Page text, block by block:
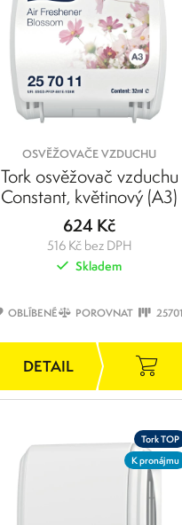
OSVĚŽOVAČE VZDUCHU
Tork osvěžovač vzduchu
Constant, květinový (A3)
624 Kč
516 Kč bez DPH
Skladem
OBLÍBENÉ POROVNAT
Tork TOP
K pronájmu